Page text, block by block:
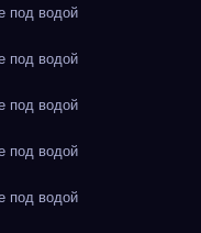
под водой
под водой
под водой
под водой
под водой